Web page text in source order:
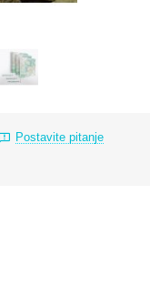
Postavite pitanje